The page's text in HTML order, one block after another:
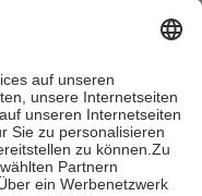
in Höhe von zehn
als die tatsächlichen
Online-Apotheken.
beträgt die
zehn Euro je